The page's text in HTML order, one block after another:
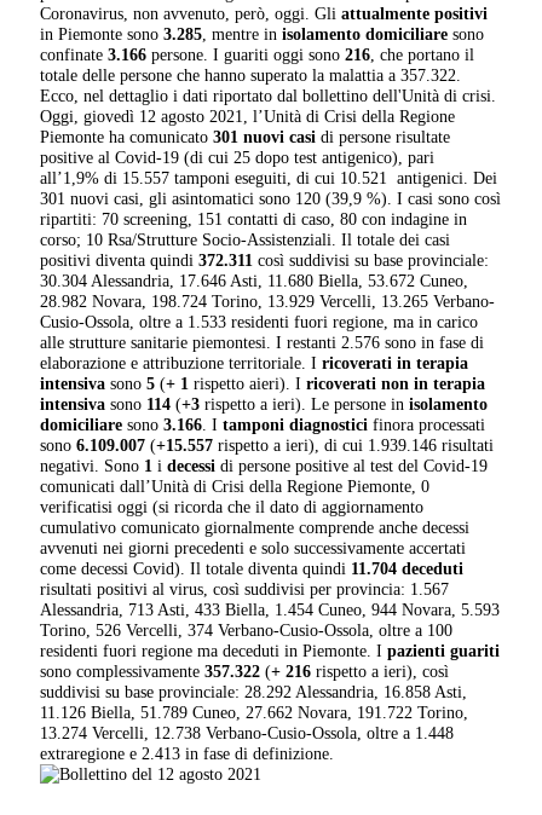
Coronavirus, non avvenuto, però, oggi. Gliattualmente positivi
in Piemonte sono3.285 , mentre inisolamento domiciliare sono
confinate3.166 persone. I guariti oggi sono216 , che portano il
totale delle persone che hanno superato la malattia a 357.322.
Ecco, nel dettaglio i dati riportato dal bollettino dell'Unità di crisi.
Oggi, giovedì 12 agosto 2021, l’Unità di Crisi della Regione
Piemonte ha comunicato 301 nuovi casi di persone risultate
positive al Covid-19 (di cui 25 dopo test antigenico), pari
all’1,9% di 15.557 tamponi eseguiti, di cui 10.521 antigenici. Dei
301 nuovi casi, gli asintomatici sono 120 (39,9 %). I casi sono così
ripartiti: 70 screening, 151 contatti di caso, 80 con indagine in
corso; 10 Rsa/Strutture Socio-Assistenziali. Il totale dei casi
positivi diventa quindi372.311così suddivisi su base provinciale:
30.304 Alessandria, 17.646 Asti, 11.680 Biella, 53.672 Cuneo,
28.982 Novara, 198.724 Torino, 13.929 Vercelli, 13.265 Verbano-
Cusio-Ossola, oltre a 1.533 residenti fuori regione, ma in carico
alle strutture sanitarie piemontesi. I restanti 2.576 sono in fase di
elaborazione e attribuzione territoriale. Iricoverati in terapia
intensiva sono5 (+ 1rispetto aieri). Iricoverati non in terapia
intensiva sono 114 (+3 rispetto a ieri). Le persone inisolamento
domiciliare sono3.166 . Itamponi diagnostici finora processati
sono6.109.007(+15.557 rispetto a ieri), di cui 1.939.146 risultati
negativi. Sono 1 idecessi di persone positive al test del Covid-19
comunicati dall’Unità di Crisi della Regione Piemonte, 0
verificatisi oggi (si ricorda che il dato di aggiornamento
cumulativo comunicato giornalmente comprende anche decessi
avvenuti nei giorni precedenti e solo successivamente accertati
come decessi Covid). Il totale diventa quindi 11.704 deceduti
risultati positivi al virus, così suddivisi per provincia: 1.567
Alessandria, 713 Asti, 433 Biella, 1.454 Cuneo, 944 Novara, 5.593
Torino, 526 Vercelli, 374 Verbano-Cusio-Ossola, oltre a 100
residenti fuori regione ma deceduti in Piemonte. Ipazienti guariti
sono complessivamente357.322(+ 216 rispetto a ieri), così
suddivisi su base provinciale: 28.292 Alessandria, 16.858 Asti,
11.126 Biella, 51.789 Cuneo, 27.662 Novara, 191.722 Torino,
13.274 Vercelli, 12.738 Verbano-Cusio-Ossola, oltre a 1.448
extraregione e 2.413 in fase di definizione.